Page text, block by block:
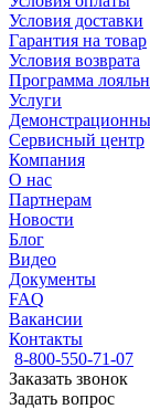
Условия доставки
Гарантия на товар
Условия возврата
Программа
Услуги
Сервисный центр
Компания
О нас
Партнерам
Новости
Блог
Видео
Документы
FAQ
Вакансии
Контакты
8-800-550-71-07
Заказать звонок
Задать вопрос